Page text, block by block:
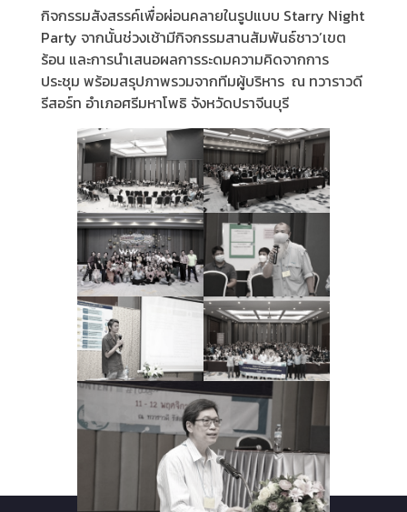
กิจกรรมสังสรรค์เพื่อผ่อนคลายในรูปแบบ Starry Night
Party จากนั้นช่วงเช้ามีกิจกรรมสานสัมพันธ์ชาว’เขต
ร้อน และการนำเสนอผลการระดมความคิดจากการ
ประชุม พร้อมสรุปภาพรวมจากทีมผู้บริหาร ณ ทวาราวดี
รีสอร์ท อำเภอศรีมหาโพธิ จังหวัดปราจีนบุรี